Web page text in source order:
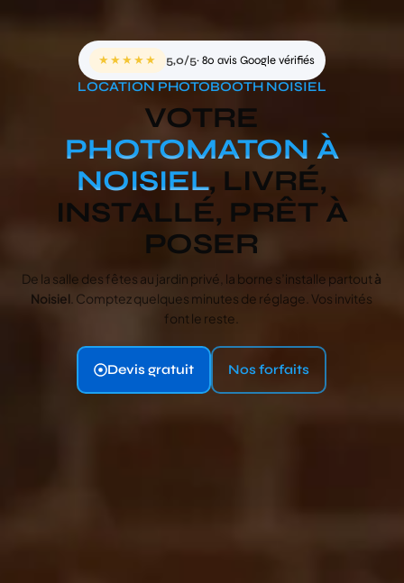
★★★★★ 5,0/5· 80 avis Google vérifiés
LOCATION PHOTOBOOTH NOISIEL
VOTRE
PHOTOMATON À
NOISIEL, LIVRÉ,
INSTALLÉ, PRÊT À
POSER
De la salle des fêtes au jardin privé, la borne s’installe partout à
Noisiel . Comptez quelques minutes de réglage. Vos invités
font le reste.
Devis gratuit Nos forfaits